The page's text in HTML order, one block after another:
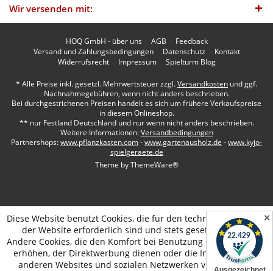
✕
Wir versenden mit:
HOQ GmbH - über uns AGB
Feedback
Versand und Zahlungsbedingungen
Datenschutz
Kontakt
Widerrufsrecht
Impressum Spielturm Blog
* Alle Preise inkl. gesetzl. Mehrwertsteuer zzgl.Versandkosten und ggf.
Nachnahmegebühren, wenn nicht anders beschrieben.
Bei durchgestrichenen Preisen handelt es sich um frühere Verkaufspreise
in diesem Onlineshop.
** nur Festland Deutschland und nur wenn nicht anders beschrieben.
Weitere Informationen:Versandbedingungen
Partnershops:www.pflanzkasten.com-www.gartenausholz.de -www.kyjo-
spielgeraete.de
Theme byThemeWare®
Diese Website benutzt Cookies, die für den technischen Betrieb
der Website erforderlich sind und stets gesetzt werden.
Andere Cookies, die den Komfort bei Benutzung dieser Website
erhöhen, der Direktwerbung dienen oder die Interaktion mit
anderen Websites und sozialen Netzwerken vereinfachen